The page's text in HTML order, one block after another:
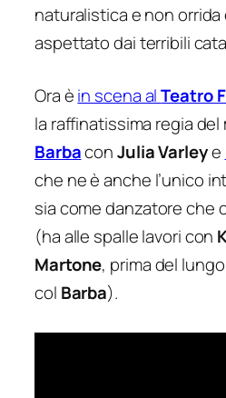
naturalistica e non
aspettato dai terribili
Ora èin scena alTeatro
la raffinatissima regia
BarbaconJulia Varleye
che ne è anche l’unico
sia come danzatore che
(ha alle spalle lavori con
Martone, prima del
col Barba).